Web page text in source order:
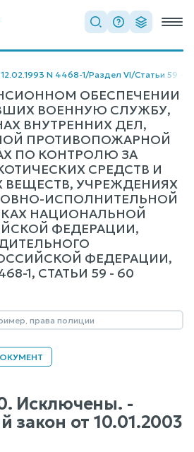
N 4468-1/Раздел VI/Статьи 59 -
ОБЕСПЕЧЕНИИ
ВОЕННУЮ СЛУЖБУ,
ВНУТРЕННИХ ДЕЛ,
ПРОТИВОПОЖАРНОЙ
ПО КОНТРОЛЮ ЗА
СРЕДСТВ И
УЧРЕЖДЕНИЯХ
ИСПОЛНИТЕЛЬНОЙ
НАЦИОНАЛЬНОЙ
ФЕДЕРАЦИИ,
ФЕДЕРАЦИИ,
1, СТАТЬИ 59 - 60
Исключены. -
закон от 10.01.2003